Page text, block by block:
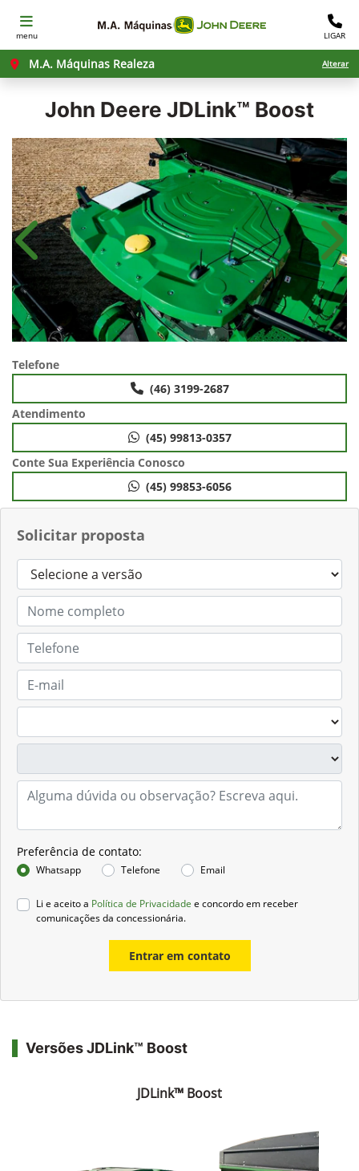
menu LIGAR
M.A. Máquinas Realeza Alterar
John Deere JDLink™ Boost
Solicitar proposta
Preferência de contato:
Whatsapp Telefone Email
Li e aceito a Política de Privacidade e concordo em receber
comunicações da concessionária.
Entrar em contato
Anterior
Telefone
(46) 3199-2687
Atendimento
(45) 99813-0357
Conte Sua Experiência Conosco
(45) 99853-6056
Versões JDLink™ Boost
JDLink™ Boost